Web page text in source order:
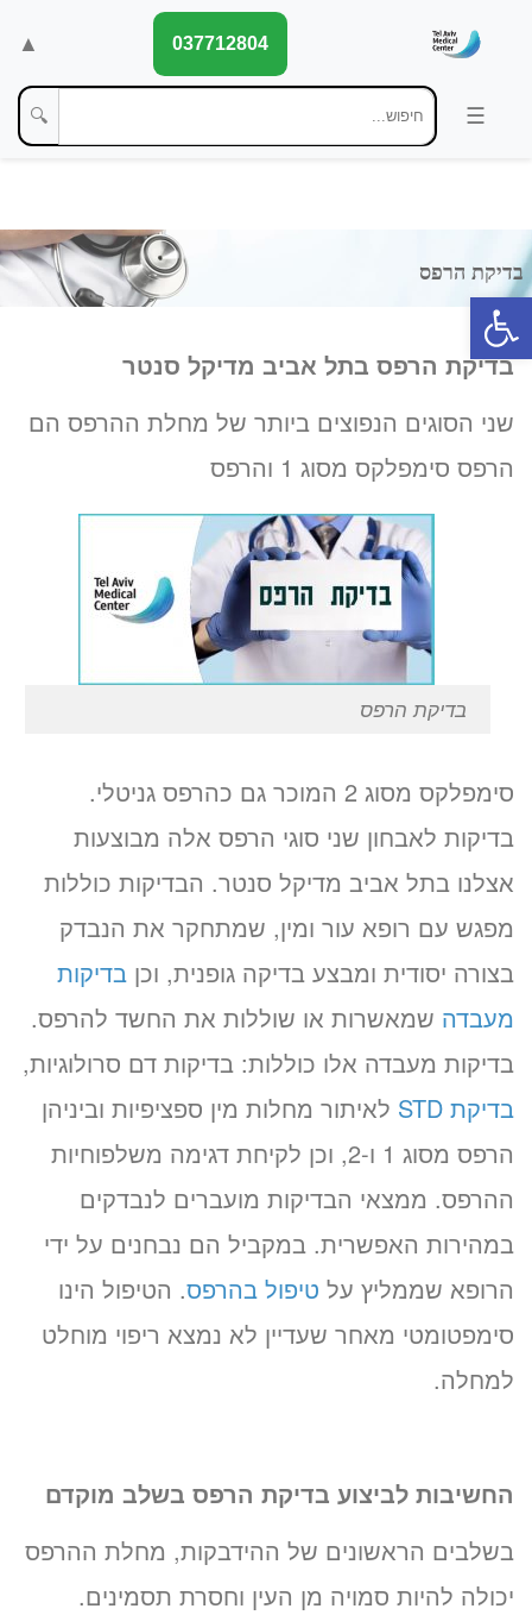
פתח סרגל נגישות
▲ 037712804
🔍
בדיקת הרפס בתל אביב מדיקל סנטר
שני הסוגים הנפוצים ביותר של מחלת ההרפס הם
הרפס סימפלקס מסוג 1 והרפס
בדיקת הרפס
סימפלקס מסוג 2 המוכר גם כהרפס גניטלי.
בדיקות לאבחון שני סוגי הרפס אלה מבוצעות
אצלנו בתל אביב מדיקל סנטר. הבדיקות כוללות
מפגש עם רופא עור ומין, שמתחקר את הנבדק
בצורה יסודית ומבצע בדיקה גופנית, וכן בדיקות
מעבדה שמאשרות או שוללות את החשד להרפס.
בדיקות מעבדה אלו כוללות: בדיקות דם סרולוגיות,
בדיקת STD
לאיתור מחלות מין ספציפיות וביניהן
הרפס מסוג 1 ו-2, וכן לקיחת דגימה משלפוחיות
ההרפס. ממצאי הבדיקות מועברים לנבדקים
במהירות האפשרית. במקביל הם נבחנים על ידי
הרופא שממליץ על טיפול בהרפס. הטיפול הינו
סימפטומטי מאחר שעדיין לא נמצא ריפוי מוחלט
למחלה.
החשיבות לביצוע בדיקת הרפס בשלב מוקדם
בשלבים הראשונים של ההידבקות, מחלת ההרפס
יכולה להיות סמויה מן העין וחסרת תסמינים.